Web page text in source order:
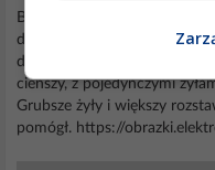
Bardzo dziękuję. To wygląda
dokładnie odpowiada temu
dot. przewodów
cieńszy, z pojedynczymi
Grubsze żyły i większy
pomógł. https://